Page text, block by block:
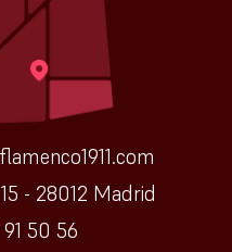
- 28012 Madrid
50 56